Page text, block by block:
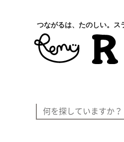
つながるは、たのしい。ス